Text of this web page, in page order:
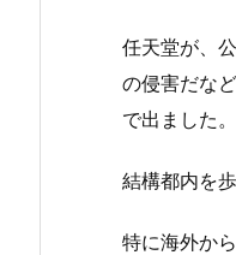
任天堂が、
の侵害だな
で出ました。
結構都内を
特に海外か